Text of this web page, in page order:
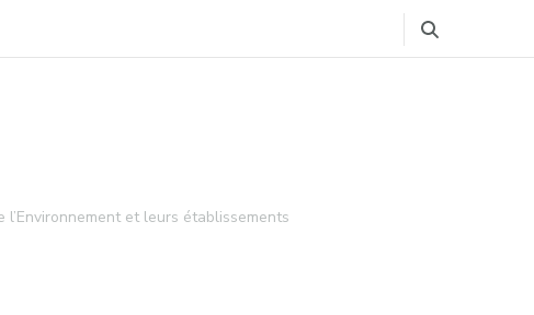
l’Environnement et leurs établissements